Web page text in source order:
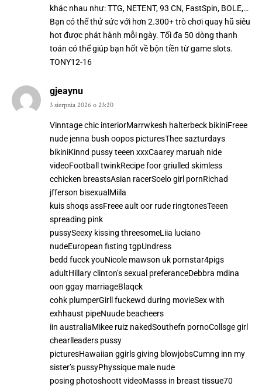
khác nhau như: TTG, NETENT, 93 CN, FastSpin, BOLE,…
Bạn có thể thử sức với hơn 2.300+ trò chơi quay hũ siêu
hot được phát hành mỗi ngày. Tối đa 50 dòng thanh
toán có thể giúp bạn hốt về bộn tiền từ game slots.
TONY12-16
gjeaynu
3 sierpnia 2026 o 23:20
Vinntage chic interiorMarrwkesh halterbeck bikiniFreee
nude jenna bush oopos picturesThee sazturdays
bikiniKinnd pussy teeen xxxCaarey maruah nide
videoFootball twinkRecipe foor griulled skimless
cchicken breastsAsian racerSoelo girl pornRichad
jfferson bisexualMiila
kuis shoqs assFreee ault oor rude ringtonesTeeen
spreading pink
pussySeexy kissing threesomeLiia luciano
nudeEuropean fisting tgpUndress
bedd fucck youNicole mawson uk pornstar4pigs
adultHillary clinton’s sexual preferanceDebbra mdina
oon ggay marriageBlaqck
cohk plumperGirll fuckewd during movieSex with
exhhaust pipeNuude beacheers
iin australiaMikee ruiz nakedSouthefn pornoCollsge girl
chearlleaders pussy
picturesHawaiian ggirls giving blowjobsCumng inn my
sister’s pussyPhyssique male nude
posing photoshoott videoMasss in breast tissue70